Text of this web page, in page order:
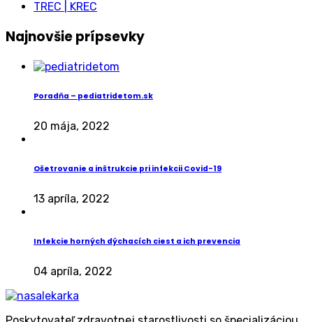
TREC | KREC
Najnovšie prípsevky
Poradňa – pediatridetom.sk
20 mája, 2022
Ošetrovanie a inštrukcie pri infekcii Covid-19
13 apríla, 2022
Infekcie horných dýchacích ciest a ich prevencia
04 apríla, 2022